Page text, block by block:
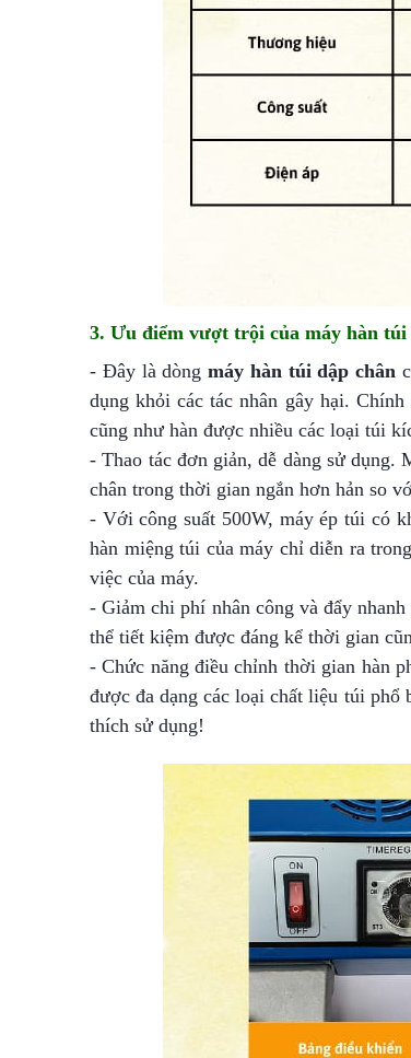
3. Ưu điểm vượt trội của máy hàn
- Đây là dòngmáy hàn túi dập chân
dụng khỏi các tác nhân gây hại.
cũng như hàn được nhiều các loại túi
- Thao tác đơn giản, dễ dàng sử
chân trong thời gian ngắn hơn hản so
- Với công suất 500W, máy ép túi có
hàn miệng túi của máy chỉ diễn ra
việc của máy.
- Giảm chi phí nhân công và đẩy
thể tiết kiệm được đáng kể thời gian
- Chức năng điều chỉnh thời gian hàn
được đa dạng các loại chất liệu túi
thích sử dụng!